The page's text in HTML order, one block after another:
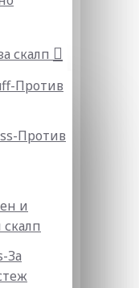
скалп
Против
Против
и
За